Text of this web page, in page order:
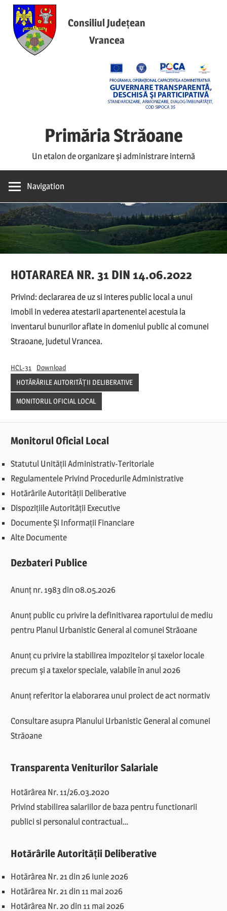
Skip
content
Consiliul Județean
Vrancea
Primăria Străoane
Un etalon de organizare și administrare internă
Navigation
HOTARAREA NR. 31 DIN 14.06.2022
Privind: declararea de uz si interes public local a unui
imobil in vederea atestarii apartenentei acestuia la
inventarul bunurilor aflate in domeniul public al comunei
Straoane, judetul Vrancea.
HCL-31 Download
HOTĂRÂRILE AUTORITĂȚII DELIBERATIVE
MONITORUL OFICIAL LOCAL
Monitorul Oficial Local
Statutul Unității Administrativ-Teritoriale
Regulamentele Privind Procedurile Administrative
Hotărârile Autorității Deliberative
Dispozițiile Autorității Executive
Documente Și Informații Financiare
Alte Documente
Dezbateri Publice
Anunț nr. 1983 din 08.05.2026
Anunț public cu privire la definitivarea raportului de mediu
pentru Planul Urbanistic General al comunei Străoane
Anunț cu privire la stabilirea impozitelor și taxelor locale
precum și a taxelor speciale, valabile în anul 2026
Anunț referitor la elaborarea unui proiect de act normativ
Consultare asupra Planului Urbanistic General al comunei
Străoane
Transparenta Veniturilor Salariale
Hotărârea Nr. 11/26.03.2020
Privind stabilirea salariilor de baza pentru functionarii
publici si personalul contractual…
Hotărârile Autorității Deliberative
Hotărârea Nr. 21 din 26 iunie 2026
Hotărârea Nr. 21 din 11 mai 2026
Hotărârea Nr. 20 din 11 mai 2026